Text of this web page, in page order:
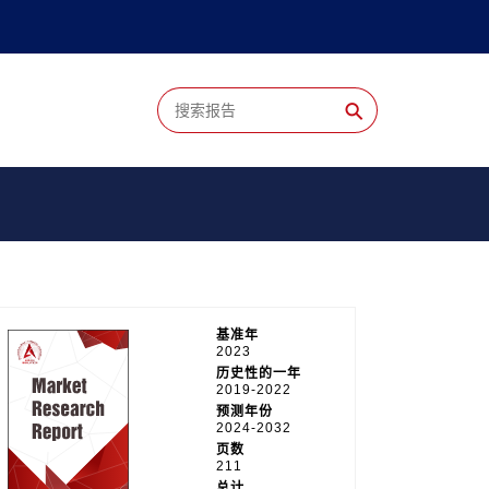
⚲
基准年
2023
历史性的一年
2019-2022
预测年份
2024-2032
页数
211